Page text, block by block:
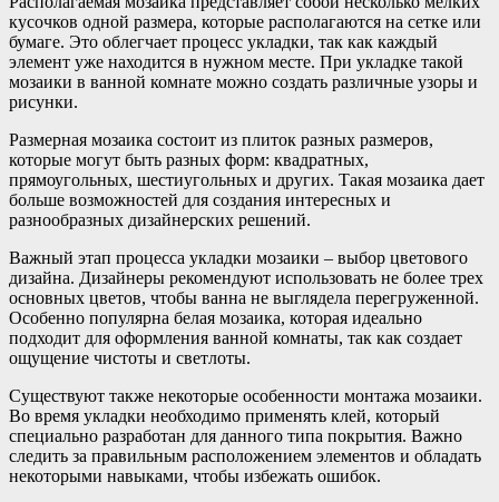
кусочков одной размера, которые располагаются на сетке или
бумаге. Это облегчает процесс укладки, так как каждый
элемент уже находится в нужном месте. При укладке такой
мозаики в ванной комнате можно создать различные узоры и
рисунки.
Размерная мозаика состоит из плиток разных размеров,
которые могут быть разных форм: квадратных,
прямоугольных, шестиугольных и других. Такая мозаика дает
больше возможностей для создания интересных и
разнообразных дизайнерских решений.
Важный этап процесса укладки мозаики – выбор цветового
дизайна. Дизайнеры рекомендуют использовать не более трех
основных цветов, чтобы ванна не выглядела перегруженной.
Особенно популярна белая мозаика, которая идеально
подходит для оформления ванной комнаты, так как создает
ощущение чистоты и светлоты.
Существуют также некоторые особенности монтажа мозаики.
Во время укладки необходимо применять клей, который
специально разработан для данного типа покрытия. Важно
следить за правильным расположением элементов и обладать
некоторыми навыками, чтобы избежать ошибок.